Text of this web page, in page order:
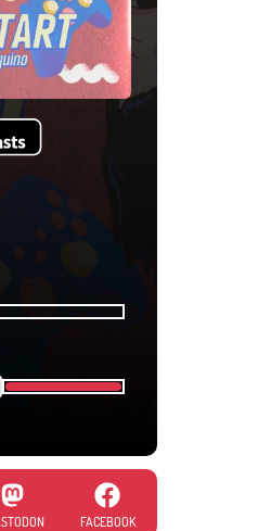
FACEBOOK